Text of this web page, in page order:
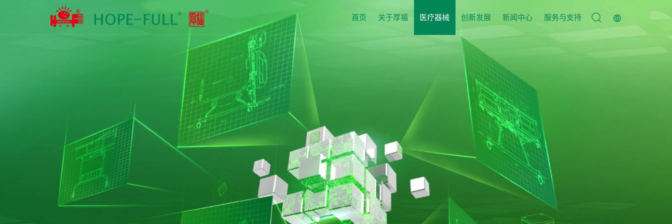
首页 关于厚福
社会责任
医疗器械
养老版块
创新发展
厚福专利
发展历程
新闻中心
新闻动态
爱心捐赠
展会信息
员工风采
服务与支持
联系我们
在线留言